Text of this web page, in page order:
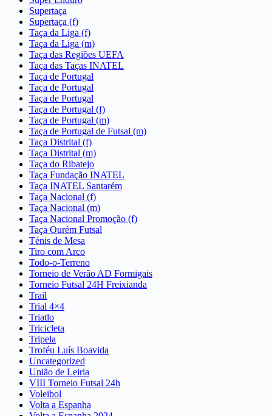
Supertaça
Supertaça (f)
Taça da Liga (f)
Taça da Liga (m)
Taça das Regiões UEFA
Taça das Taças INATEL
Taça de Portugal
Taça de Portugal
Taça de Portugal
Taça de Portugal (f)
Taça de Portugal (m)
Taça de Portugal de Futsal (m)
Taça Distrital (f)
Taça Distrital (m)
Taça do Ribatejo
Taça Fundação INATEL
Taça INATEL Santarém
Taça Nacional (f)
Taça Nacional (m)
Taça Nacional Promoção (f)
Taça Ourém Futsal
Ténis de Mesa
Tiro com Arco
Todo-o-Terreno
Torneio de Verão AD Formigais
Torneio Futsal 24H Freixianda
Trail
Trial 4×4
Triatlo
Tricicleta
Tripela
Troféu Luís Boavida
Uncategorized
União de Leiria
VIII Torneio Futsal 24h
Voleibol
Volta a Espanha